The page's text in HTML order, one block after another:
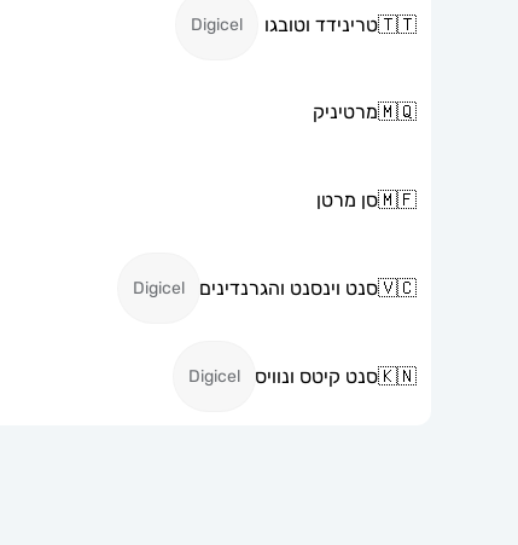
🇹🇹טרינידד וטובגו Digicel
🇲🇶מרטיניק
🇲🇫סן מרטן
🇻🇨סנט וינסנט והגרנדינים Digicel
🇰🇳סנט קיטס ונוויס Digicel